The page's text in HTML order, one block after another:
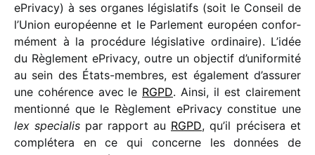
ePrivacy) à ses organes légis­la­tifs (soit le Conseil de
l’Union euro­péenne et le Parlement euro­péen confor­
mé­ment à la procé­dure légis­la­tive ordi­naire). L’idée
du Règlement ePrivacy, outre un objec­tif d’uniformité
au sein des États-membres, est égale­ment d’assurer
une cohé­rence avec le RGPD. Ainsi, il est clai­re­ment
mentionné que le Règlement ePrivacy consti­tue une
lex specia­lis par rapport au RGPD, qu’il préci­sera et
complé­tera en ce qui concerne les données de